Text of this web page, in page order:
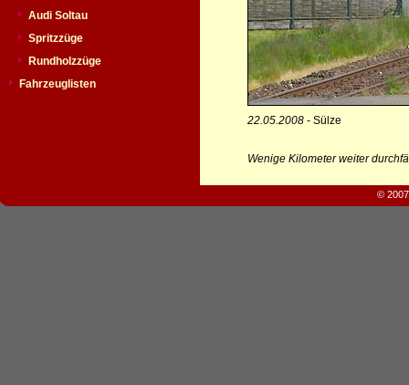
Audi Soltau
Spritzzüge
Rundholzzüge
Fahrzeuglisten
22.05.2008- Sülze
Wenige Kilometer weiter
©